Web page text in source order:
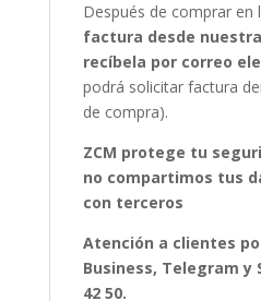
Después de comprar en
factura desde
recíbela por correo
podrá solicitar factura
de compra).
ZCM protege tu
no compartimos tus
con terceros
Atención a clientes
Business, Telegram y
42 50.